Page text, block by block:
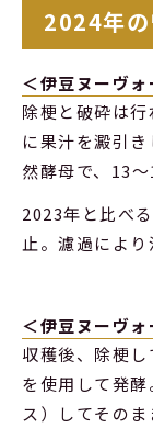
2024年の
＜伊豆ヌーヴ
除梗と破砕は
に果汁を澱引
然酵母で、13
2023年と比べ
止。濾過により
＜伊豆ヌーヴ
収穫後、除梗
を使用して発
ス）してそのま